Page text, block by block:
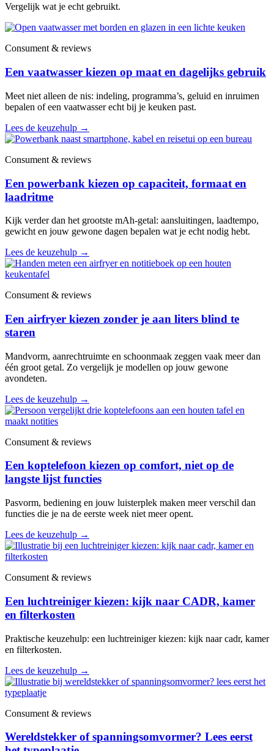
Vergelijk wat je echt gebruikt.
Consument & reviews
Een vaatwasser kiezen op maat en dagelijks gebruik
Meet niet alleen de nis: indeling, programma’s, geluid en inruimen
bepalen of een vaatwasser echt bij je keuken past.
Lees de keuzehulp →
Consument & reviews
Een powerbank kiezen op capaciteit, formaat en
laadritme
Kijk verder dan het grootste mAh-getal: aansluitingen, laadtempo,
gewicht en jouw gewone dagen bepalen wat je echt nodig hebt.
Lees de keuzehulp →
Consument & reviews
Een airfryer kiezen zonder je aan liters blind te
staren
Mandvorm, aanrechtruimte en schoonmaak zeggen vaak meer dan
één groot getal. Zo vergelijk je modellen op jouw gewone
avondeten.
Lees de keuzehulp →
Consument & reviews
Een koptelefoon kiezen op comfort, niet op de
langste lijst functies
Pasvorm, bediening en jouw luisterplek maken meer verschil dan
functies die je na de eerste week niet meer opent.
Lees de keuzehulp →
Consument & reviews
Een luchtreiniger kiezen: kijk naar CADR, kamer
en filterkosten
Praktische keuzehulp: een luchtreiniger kiezen: kijk naar cadr, kamer
en filterkosten.
Lees de keuzehulp →
Consument & reviews
Wereldstekker of spanningsomvormer? Lees eerst